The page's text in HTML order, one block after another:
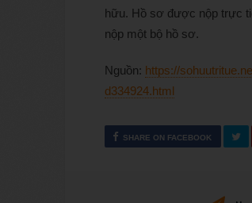
hữu. Hồ sơ được nộp trực
nộp một bộ hồ sơ.
Nguồn: https://
d334924.html
SHARE ON FACEBOOK